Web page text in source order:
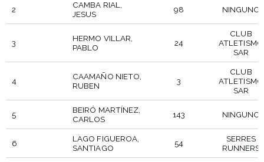
2
CAMBA RIAL,
JESUS
98 NINGUNO
3
HERMO VILLAR,
PABLO
24
CLUB
ATLETISMO
SAR
4
CAAMAÑO NIETO,
RUBEN
3
CLUB
ATLETISMO
SAR
5
BEIRÓ MARTÍNEZ,
CARLOS
143 NINGUNO
6
LAGO FIGUEROA,
SANTIAGO
54
SERRES
RUNNERS